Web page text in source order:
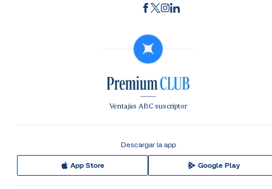
Ventajas ABC suscriptor
Descargar la app
App Store Google Play